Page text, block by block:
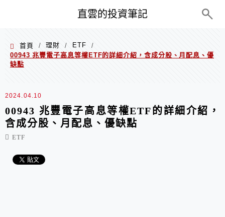
直雲的投資筆記
首頁 / 理財 / ETF
/
00943 兆豐電子高息等權ETF的詳細介紹，含成分股、月配息、優
缺點
2024.04.10
00943 兆豐電子高息等權ETF的詳細介紹，
含成分股、月配息、優缺點
ETF